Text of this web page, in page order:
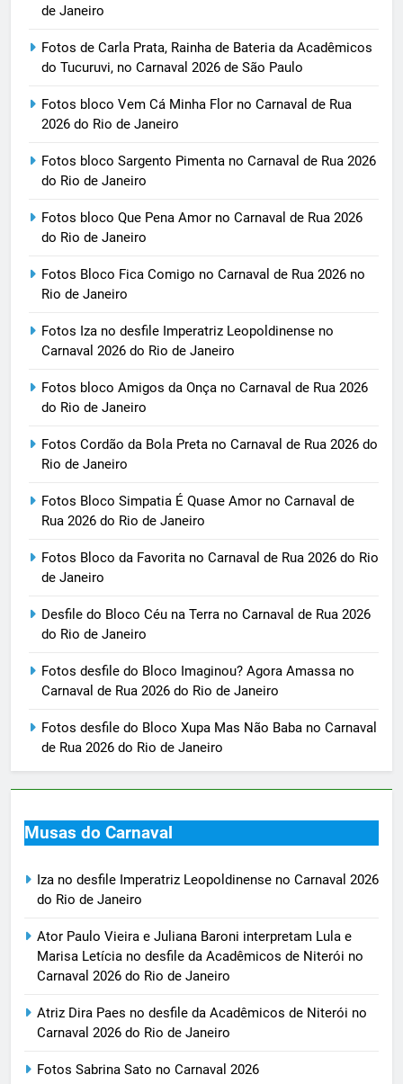
de Janeiro
Fotos de Carla Prata, Rainha de Bateria da Acadêmicos
do Tucuruvi, no Carnaval 2026 de São Paulo
Fotos bloco Vem Cá Minha Flor no Carnaval de Rua
2026 do Rio de Janeiro
Fotos bloco Sargento Pimenta no Carnaval de Rua 2026
do Rio de Janeiro
Fotos bloco Que Pena Amor no Carnaval de Rua 2026
do Rio de Janeiro
Fotos Bloco Fica Comigo no Carnaval de Rua 2026 no
Rio de Janeiro
Fotos Iza no desfile Imperatriz Leopoldinense no
Carnaval 2026 do Rio de Janeiro
Fotos bloco Amigos da Onça no Carnaval de Rua 2026
do Rio de Janeiro
Fotos Cordão da Bola Preta no Carnaval de Rua 2026 do
Rio de Janeiro
Fotos Bloco Simpatia É Quase Amor no Carnaval de
Rua 2026 do Rio de Janeiro
Fotos Bloco da Favorita no Carnaval de Rua 2026 do Rio
de Janeiro
Desfile do Bloco Céu na Terra no Carnaval de Rua 2026
do Rio de Janeiro
Fotos desfile do Bloco Imaginou? Agora Amassa no
Carnaval de Rua 2026 do Rio de Janeiro
Fotos desfile do Bloco Xupa Mas Não Baba no Carnaval
de Rua 2026 do Rio de Janeiro
Musas do Carnaval
Iza no desfile Imperatriz Leopoldinense no Carnaval 2026
do Rio de Janeiro
Ator Paulo Vieira e Juliana Baroni interpretam Lula e
Marisa Letícia no desfile da Acadêmicos de Niterói no
Carnaval 2026 do Rio de Janeiro
Atriz Dira Paes no desfile da Acadêmicos de Niterói no
Carnaval 2026 do Rio de Janeiro
Fotos Sabrina Sato no Carnaval 2026